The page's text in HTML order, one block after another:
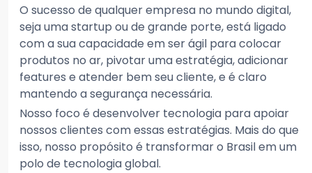
O sucesso de qualquer empresa no mundo digital,
seja uma startup ou de grande porte, está ligado
com a sua capacidade em ser ágil para colocar
produtos no ar, pivotar uma estratégia, adicionar
features e atender bem seu cliente, e é claro
mantendo a segurança necessária.
Nosso foco é desenvolver tecnologia para apoiar
nossos clientes com essas estratégias. Mais do que
isso, nosso propósito é transformar o Brasil em um
polo de tecnologia global.